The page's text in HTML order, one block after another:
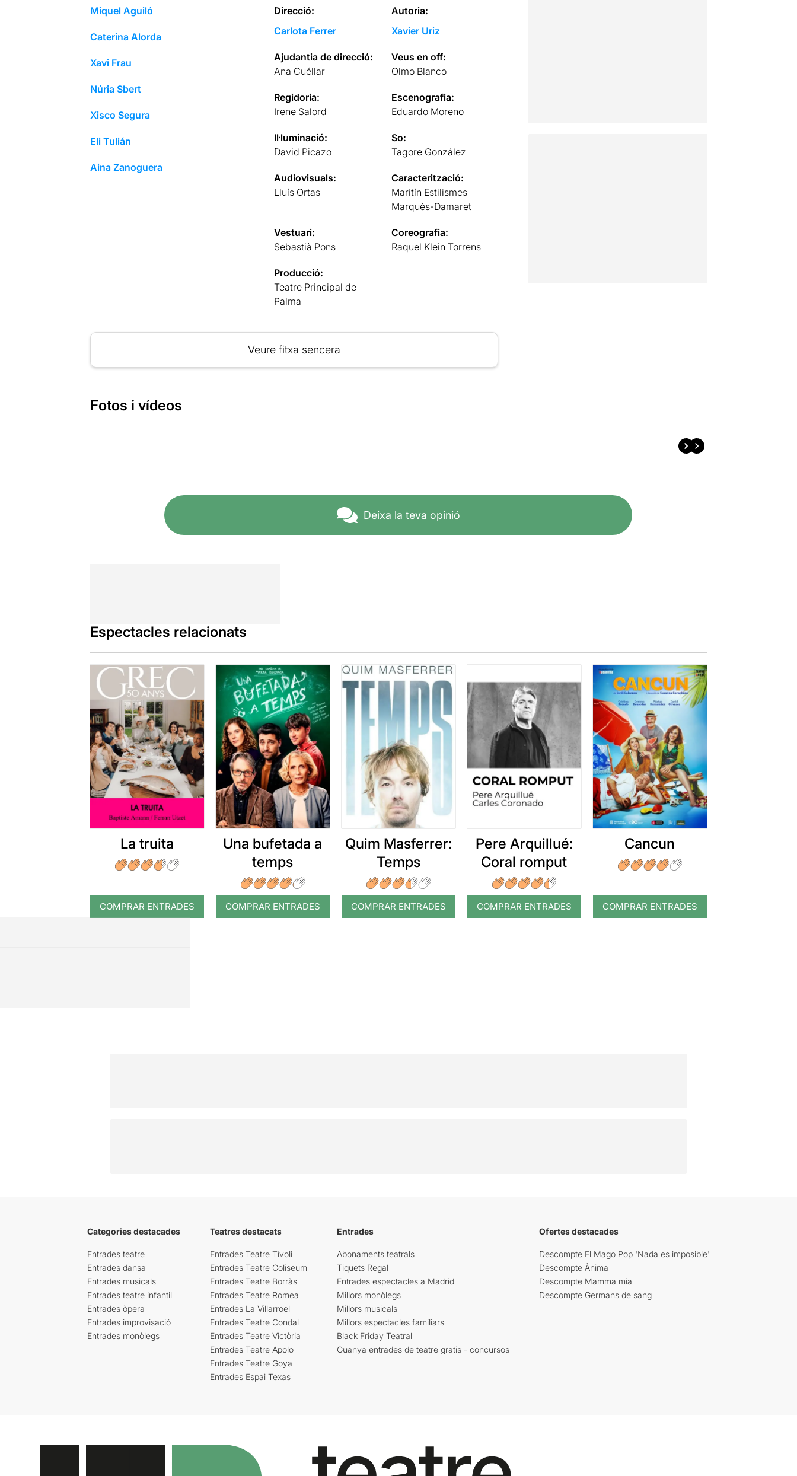
Miquel Aguiló
Caterina Alorda
Xavi Frau
Núria Sbert
Xisco Segura
Eli Tulián
Aina Zanoguera
Direcció:
Carlota Ferrer
Autoria:
Xavier Uriz
Ajudantia de direcció:
Ana Cuéllar
Veus en off:
Olmo Blanco
Regidoria:
Irene Salord
Escenografia:
Eduardo Moreno
Il·luminació:
David Picazo
So:
Tagore González
Audiovisuals:
Lluís Ortas
Caracterització:
Maritín Estilismes
Marquès-Damaret
Vestuari:
Sebastià Pons
Coreografia:
Raquel Klein Torrens
Producció:
Teatre Principal de
Palma
Veure fitxa sencera
Fotos i vídeos
Deixa la teva opinió
Espectacles relacionats
La truita
COMPRAR ENTRADES
Una bufetada a
temps
COMPRAR ENTRADES
Quim Masferrer:
Temps
COMPRAR ENTRADES
Pere Arquillué:
Coral romput
COMPRAR ENTRADES
Cancun
COMPRAR ENTRADES
Categories destacades
Entrades teatre
Entrades dansa
Entrades musicals
Entrades teatre infantil
Entrades òpera
Entrades improvisació
Entrades monòlegs
Teatres destacats
Entrades Teatre Tívoli
Entrades Teatre Coliseum
Entrades Teatre Borràs
Entrades Teatre Romea
Entrades La Villarroel
Entrades Teatre Condal
Entrades Teatre Victòria
Entrades Teatre Apolo
Entrades Teatre Goya
Entrades Espai Texas
Entrades
Abonaments teatrals
Tiquets Regal
Entrades espectacles a Madrid
Millors monòlegs
Millors musicals
Millors espectacles familiars
Black Friday Teatral
Guanya entrades de teatre gratis - concursos
Ofertes destacades
Descompte El Mago Pop 'Nada es imposible'
Descompte Ànima
Descompte Mamma mia
Descompte Germans de sang